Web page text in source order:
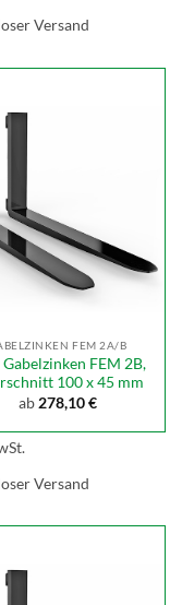
Versand
FEM 2A/B
Gabelzinken FEM 2B,
100 x 45 mm
ab 278,10€
Versand